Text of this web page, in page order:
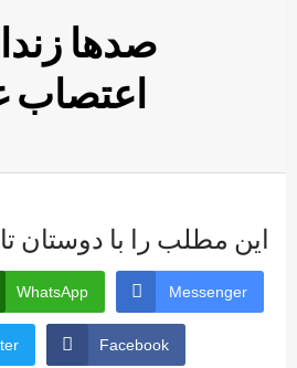
صدها
اعتصاب
این مطلب را با دوستان
WhatsApp Messenger
Facebook